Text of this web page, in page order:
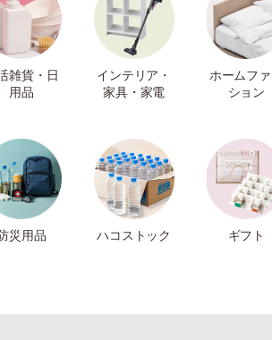
雑貨・日
用品
インテリア・
家具・家電
ホームフ
ション
災用品 ハコストック ギフト